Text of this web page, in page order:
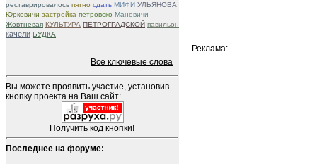
реставрировалось пятно сдать МИФИ УЛЬЯНОВА
Юрковичи застройка петровско Маневичи
Жовтневая КУЛЬТУРА ПЕТРОГРАДСКОЙ павильон
качели БУДКА
Все ключевые слова
Вы можете проявить участие, установив
кнопку проекта на Ваш сайт:
Получить код кнопки!
Последнее на форуме:
Реклама: